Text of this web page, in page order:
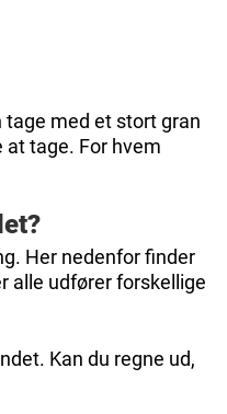
tage med et stort gran
at tage. For hvem
Her nedenfor finder
alle udfører forskellige
Kan du regne ud,